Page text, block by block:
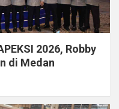
2026, Robby
di Medan